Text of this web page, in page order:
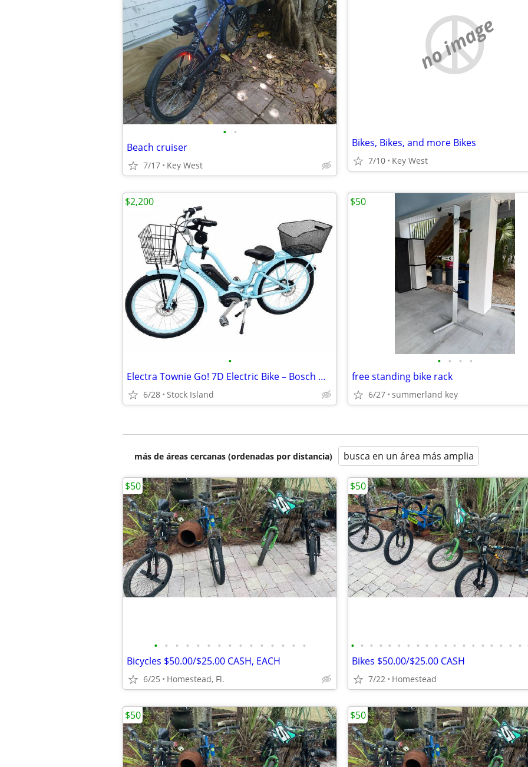
• •
Beach cruiser
7/17 Key West
no image
Bikes, Bikes, and more Bikes
7/10 Key West
•
Electra Townie Go! 7D Electric Bike – Bosch Mid-Drive – Excellent Cond
6/28 Stock Island
$2,200
• • • •
free standing bike rack
6/27 summerland key
$50
más de áreas cercanas (ordenadas por distancia) busca en un área más amplia
• • • • • • • • • • • • • • •
Bicycles $50.00/$25.00 CASH, EACH
6/25 Homestead, Fl.
$50
• • • • • • • • • • • • • • • • • • •
Bikes $50.00/$25.00 CASH
7/22 Homestead
$50
$50 $50